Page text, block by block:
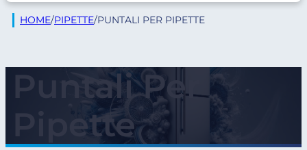
HOME/PIPETTE/PUNTALI PER PIPETTE
Puntali Per
Pipette